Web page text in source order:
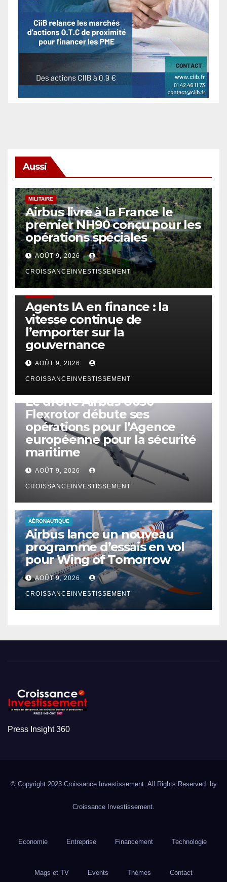
Aussi
MILITAIRE
Airbus livre à la France le
premier NH90 conçu pour les
opérations spéciales
AOÛT 9, 2026
CROISSANCEINVESTISSEMENT
Agents IA en finance : la
vitesse continue de
l’emporter sur la
gouvernance
AOÛT 9, 2026
CROISSANCEINVESTISSEMENT
Le drone Airbus U030
Flexrotor débute ses
opérations pour l’Agence
européenne pour la sécurité
maritime
AOÛT 9, 2026
CROISSANCEINVESTISSEMENT
AÉRONAUTIQUE
Airbus lance un nouveau
programme d’essais en vol
pour Wing of Tomorrow
AOÛT 9, 2026
CROISSANCEINVESTISSEMENT
Press Insight 360
© Copyright 2023 Croissance Investissement. All Rights Reserved. by
Croissance Investissement.
Economie Entreprise Financement Technologie
Mags et TV Events Thèmes Contact